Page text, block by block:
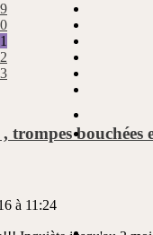
trompes bouchées
à 11:24